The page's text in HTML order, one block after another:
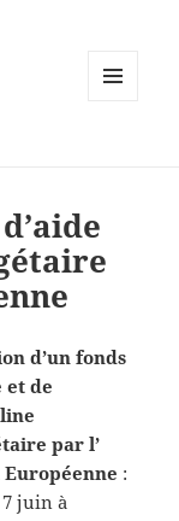
d’un fonds
et de
par l’
Européenne :
juin à